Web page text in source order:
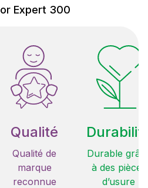
Expert 300
Qualité
Qualité de
marque
reconnue
Durable
à des pièces
d’usure